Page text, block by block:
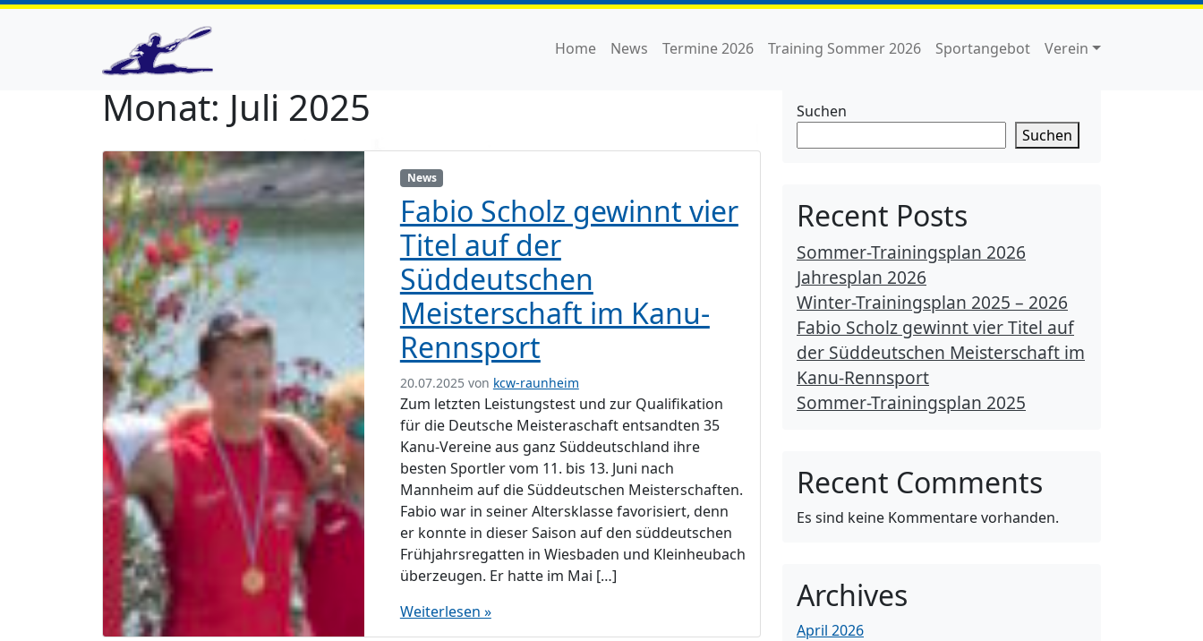
Home News Termine 2026 Training Sommer 2026 Sportangebot Verein
Monat: Juli 2025
News
Fabio Scholz gewinnt vier
Titel auf der
Süddeutschen
Meisterschaft im Kanu-
Rennsport
20.07.2025 von kcw-raunheim
Zum letzten Leistungstest und zur Qualifikation
für die Deutsche Meisteraschaft entsandten 35
Kanu-Vereine aus ganz Süddeutschland ihre
besten Sportler vom 11. bis 13. Juni nach
Mannheim auf die Süddeutschen Meisterschaften.
Fabio war in seiner Altersklasse favorisiert, denn
er konnte in dieser Saison auf den süddeutschen
Frühjahrsregatten in Wiesbaden und Kleinheubach
überzeugen. Er hatte im Mai […]
Weiterlesen »
Suchen
Suchen
Recent Posts
Sommer-Trainingsplan 2026
Jahresplan 2026
Winter-Trainingsplan 2025 – 2026
Fabio Scholz gewinnt vier Titel auf
der Süddeutschen Meisterschaft im
Kanu-Rennsport
Sommer-Trainingsplan 2025
Recent Comments
Es sind keine Kommentare vorhanden.
Archives
April 2026